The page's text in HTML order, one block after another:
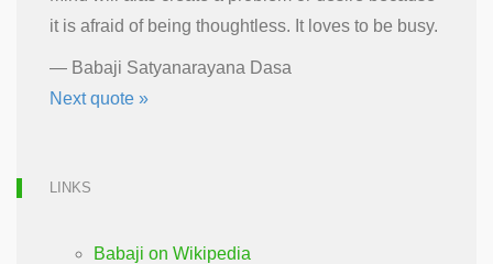
it is afraid of being thoughtless. It loves to be busy.
— Babaji Satyanarayana Dasa
Next quote »
LINKS
Babaji on Wikipedia